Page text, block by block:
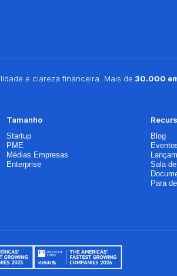
e clareza financeira. Mais de 30.000
Tamanho
Startup
PME
Médias Empresas
Enterprise
Blog
Sala
Para